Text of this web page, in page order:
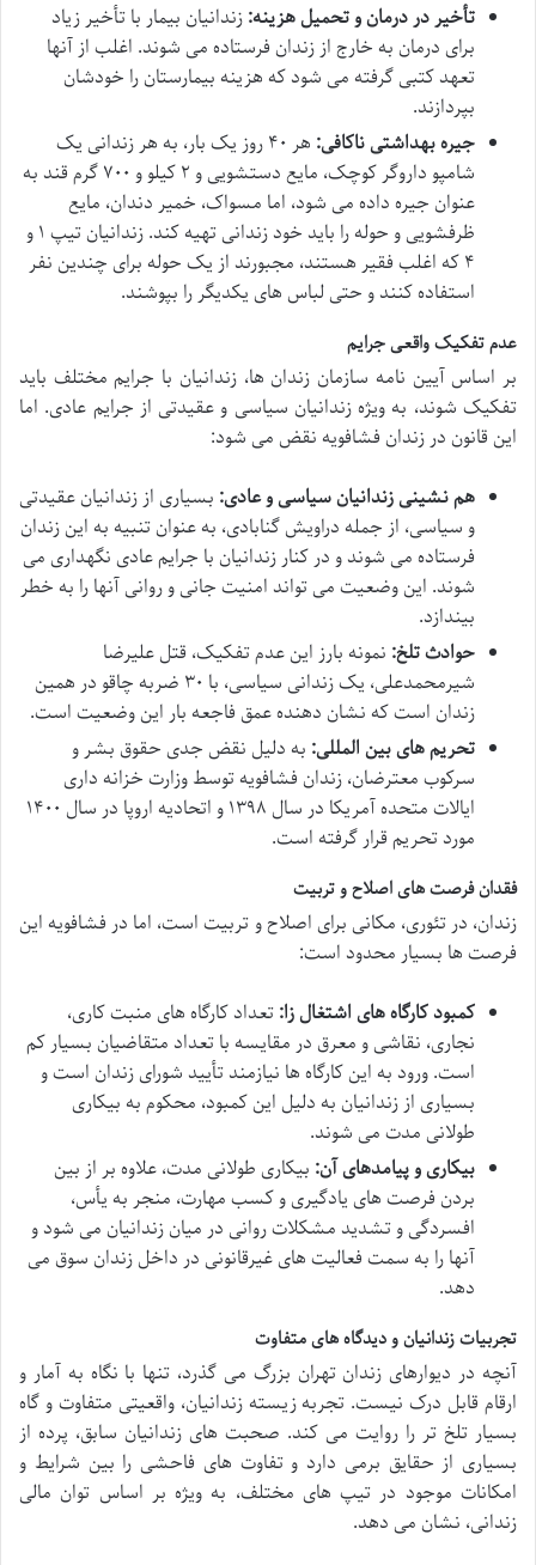
تأخیر در درمان و تحمیل هزینه:زندانیان بیمار با تأخیر زیاد
برای درمان به خارج از زندان فرستاده می شوند. اغلب از آنها
تعهد کتبی گرفته می شود که هزینه بیمارستان را خودشان
بپردازند.
جیره بهداشتی ناکافی:
هر ۴۰ روز یک بار، به هر زندانی یک
شامپو داروگر کوچک، مایع دستشویی و ۲ کیلو و ۷۰۰ گرم قند به
عنوان جیره داده می شود، اما مسواک، خمیر دندان، مایع
ظرفشویی و حوله را باید خود زندانی تهیه کند. زندانیان تیپ ۱ و
۴ که اغلب فقیر هستند، مجبورند از یک حوله برای چندین نفر
استفاده کنند و حتی لباس های یکدیگر را بپوشند.
عدم تفکیک واقعی جرایم
بر اساس آیین نامه سازمان زندان ها، زندانیان با جرایم مختلف باید
تفکیک شوند، به ویژه زندانیان سیاسی و عقیدتی از جرایم عادی. اما
این قانون در زندان فشافویه نقض می شود:
هم نشینی زندانیان سیاسی و عادی: بسیاری از زندانیان عقیدتی
و سیاسی، از جمله دراویش گنابادی، به عنوان تنبیه به این زندان
فرستاده می شوند و در کنار زندانیان با جرایم عادی نگهداری می
شوند. این وضعیت می تواند امنیت جانی و روانی آنها را به خطر
بیندازد.
حوادث تلخ: نمونه بارز این عدم تفکیک، قتل علیرضا
شیرمحمدعلی، یک زندانی سیاسی، با ۳۰ ضربه چاقو در همین
زندان است که نشان دهنده عمق فاجعه بار این وضعیت است.
تحریم های بین المللی: به دلیل نقض جدی حقوق بشر و
سرکوب معترضان، زندان فشافویه توسط وزارت خزانه داری
ایالات متحده آمریکا در سال ۱۳۹۸ و اتحادیه اروپا در سال ۱۴۰۰
مورد تحریم قرار گرفته است.
فقدان فرصت های اصلاح و تربیت
زندان، در تئوری، مکانی برای اصلاح و تربیت است، اما در فشافویه این
فرصت ها بسیار محدود است:
کمبود کارگاه های اشتغال زا:تعداد کارگاه های منبت کاری،
نجاری، نقاشی و معرق در مقایسه با تعداد متقاضیان بسیار کم
است. ورود به این کارگاه ها نیازمند تأیید شورای زندان است و
بسیاری از زندانیان به دلیل این کمبود، محکوم به بیکاری
طولانی مدت می شوند.
بیکاری و پیامدهای آن: بیکاری طولانی مدت، علاوه بر از بین
بردن فرصت های یادگیری و کسب مهارت، منجر به یأس،
افسردگی و تشدید مشکلات روانی در میان زندانیان می شود و
آنها را به سمت فعالیت های غیرقانونی در داخل زندان سوق می
دهد.
تجربیات زندانیان و دیدگاه های متفاوت
آنچه در دیوارهای زندان تهران بزرگ می گذرد، تنها با نگاه به آمار و
ارقام قابل درک نیست. تجربه زیسته زندانیان، واقعیتی متفاوت و گاه
بسیار تلخ تر را روایت می کند. صحبت های زندانیان سابق، پرده از
بسیاری از حقایق برمی دارد و تفاوت های فاحشی را بین شرایط و
امکانات موجود در تیپ های مختلف، به ویژه بر اساس توان مالی
زندانی، نشان می دهد.